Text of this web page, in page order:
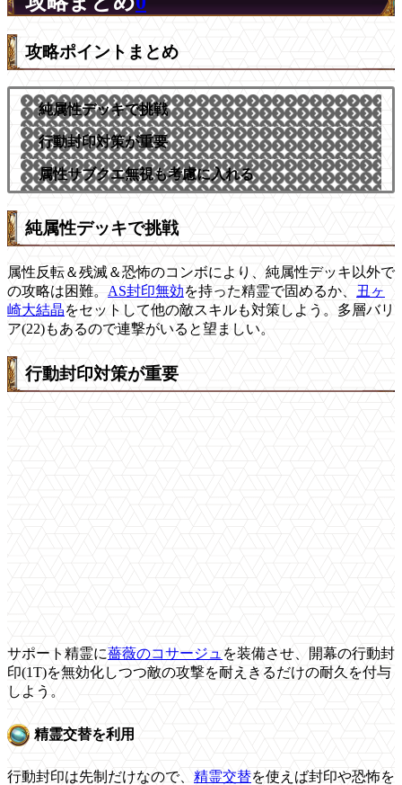
攻略ポイントまとめ
純属性デッキで挑戦
行動封印対策が重要
属性サブクエ無視も考慮に入れる
純属性デッキで挑戦
属性反転＆残滅＆恐怖のコンボにより、純属性デッキ以外で
の攻略は困難。 AS封印無効を持った精霊で固めるか、 丑ヶ
崎大結晶をセットして他の敵スキルも対策しよう。多層バリ
ア(22)もあるので連撃がいると望ましい。
行動封印対策が重要
サポート精霊に薔薇のコサージュ を装備させ、開幕の行動封
印(1T)を無効化しつつ敵の攻撃を耐えきるだけの耐久を付与
しよう。
精霊交替を利用
行動封印は先制だけなので、 精霊交替を使えば封印や恐怖を